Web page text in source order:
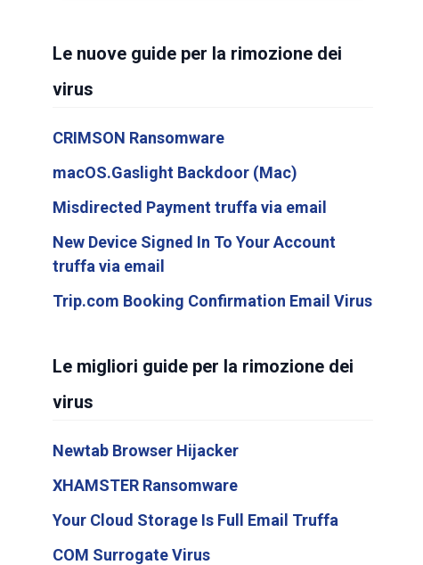
Le nuove guide per la rimozione dei
virus
CRIMSON Ransomware
macOS.Gaslight Backdoor (Mac)
Misdirected Payment truffa via email
New Device Signed In To Your Account
truffa via email
Trip.com Booking Confirmation Email Virus
Le migliori guide per la rimozione dei
virus
Newtab Browser Hijacker
XHAMSTER Ransomware
Your Cloud Storage Is Full Email Truffa
COM Surrogate Virus